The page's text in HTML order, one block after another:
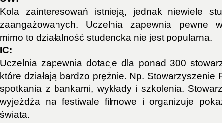
Kola zainteresowań istnieją, jednak niewiele
zaangażowanych. Uczelnia zapewnia pewne
mimo to działalność studencka nie jest popularna.
IC:
Uczelnia zapewnia dotacje dla ponad 300
które działają bardzo prężnie. Np. Stowarzyszenie
spotkania z bankami, wykłady i szkolenia.
wyjeżdża na festiwale filmowe i organizuje
świata.